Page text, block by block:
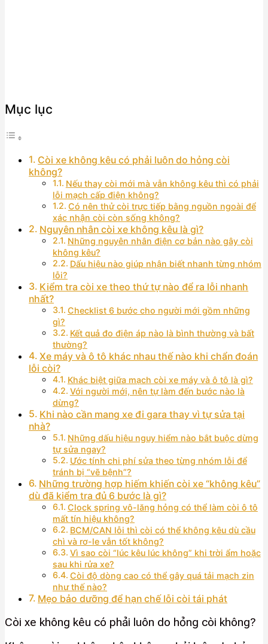
Mục lục
Còi xe không kêu có phải luôn do hỏng còi
không?
Nếu thay còi mới mà vẫn không kêu thì có phải
lỗi mạch cấp điện không?
Có nên thử còi trực tiếp bằng nguồn ngoài để
xác nhận còi còn sống không?
Nguyên nhân còi xe không kêu là gì?
Những nguyên nhân điện cơ bản nào gây còi
không kêu?
Dấu hiệu nào giúp nhận biết nhanh từng nhóm
lỗi?
Kiểm tra còi xe theo thứ tự nào để ra lỗi nhanh
nhất?
Checklist 6 bước cho người mới gồm những
gì?
Kết quả đo điện áp nào là bình thường và bất
thường?
Xe máy và ô tô khác nhau thế nào khi chẩn đoán
lỗi còi?
Khác biệt giữa mạch còi xe máy và ô tô là gì?
Với người mới, nên tự làm đến bước nào là
dừng?
Khi nào cần mang xe đi gara thay vì tự sửa tại
nhà?
Những dấu hiệu nguy hiểm nào bắt buộc dừng
tự sửa ngay?
Ước tính chi phí sửa theo từng nhóm lỗi để
tránh bị “vẽ bệnh”?
Những trường hợp hiếm khiến còi xe “không kêu”
dù đã kiểm tra đủ 6 bước là gì?
Clock spring vô-lăng hỏng có thể làm còi ô tô
mất tín hiệu không?
BCM/CAN lỗi thì còi có thể không kêu dù cầu
chì và rơ-le vẫn tốt không?
Vì sao còi “lúc kêu lúc không” khi trời ẩm hoặc
sau khi rửa xe?
Còi độ dòng cao có thể gây quá tải mạch zin
như thế nào?
Mẹo bảo dưỡng để hạn chế lỗi còi tái phát
Còi xe không kêu có phải luôn do hỏng còi không?